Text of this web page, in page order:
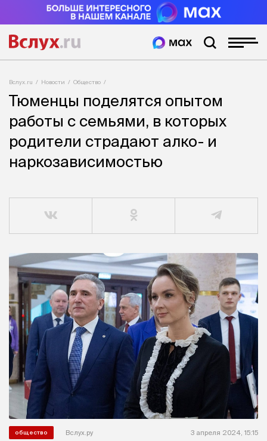
Вслух.ru Новости Общество
Тюменцы поделятся опытом
работы с семьями, в которых
родители страдают алко- и
наркозависимостью
общество Вслух.ру 3 апреля 2024, 15:15